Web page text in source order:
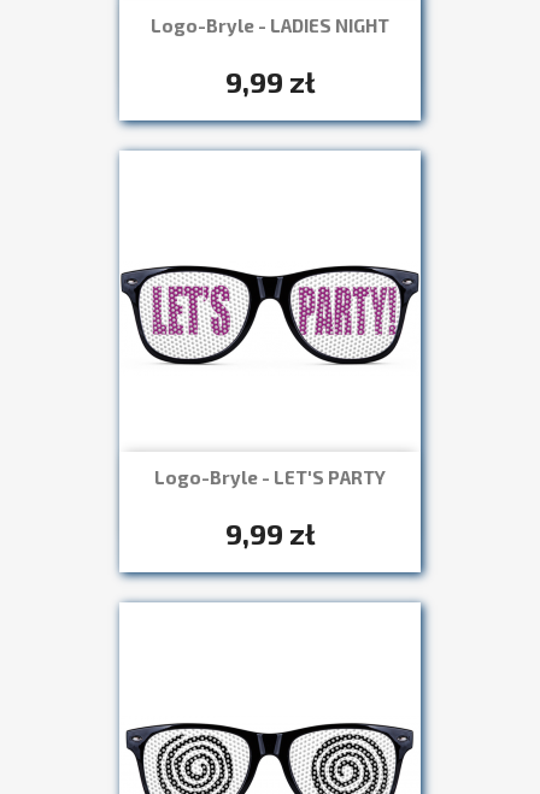
Logo-Bryle - LADIES NIGHT
9,99 zł
Szybki podgląd
Logo-Bryle - LET'S PARTY
9,99 zł
Szybki podgląd